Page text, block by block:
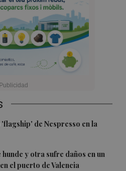
de Nespresso en la
y otra sufre daños en un
el puerto de Valencia